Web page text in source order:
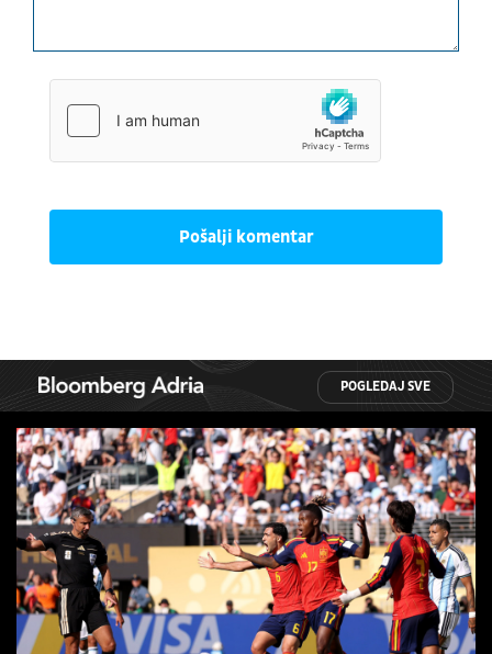
Pošalji komentar
POGLEDAJ SVE